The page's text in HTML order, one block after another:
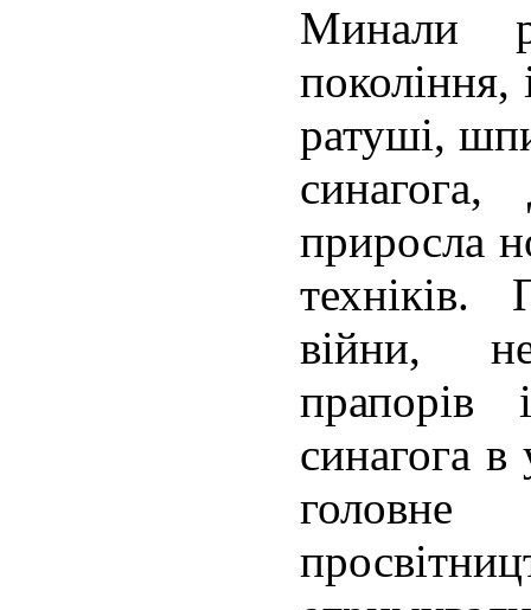
Минали
покоління,
ратуші,
приросла
техніків.
війни,
прапорів
синагога в
головне